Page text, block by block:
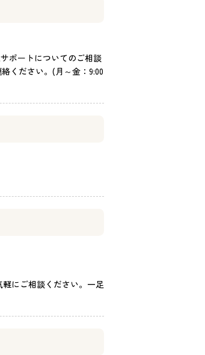
ポートについてのご相談
ください。(月～金：9:00
にご相談ください。一足